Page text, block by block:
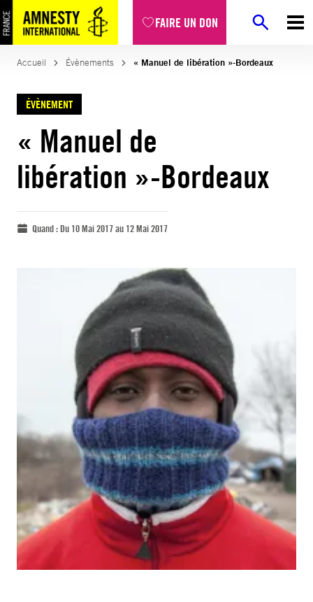
FAIRE UN DON
Accueil Évènements « Manuel de libération »-Bordeaux
ÉVÈNEMENT
« Manuel de
libération »-Bordeaux
Quand :Du 10 Mai 2017 au 12 Mai 2017